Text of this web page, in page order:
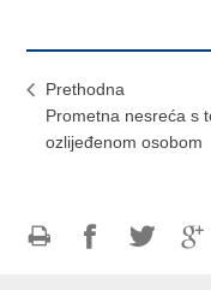
Prethodna
Prometna nesreća s
ozlijeđenom osobom